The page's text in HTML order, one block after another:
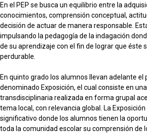
En el PEP se busca un equilibrio entre la
conocimientos, comprensión conceptual,
decisión de actuar de manera responsable.
impulsando la pedagogía de la indagación
de su aprendizaje con el fin de lograr que éste
perdurable.
En quinto grado los alumnos llevan adelante el
denominado Exposición, el cual consiste en
transdisciplinaria realizada en forma grupal
tema local, con relevancia global. La
significativo donde los alumnos tienen la
toda la comunidad escolar su comprensión de